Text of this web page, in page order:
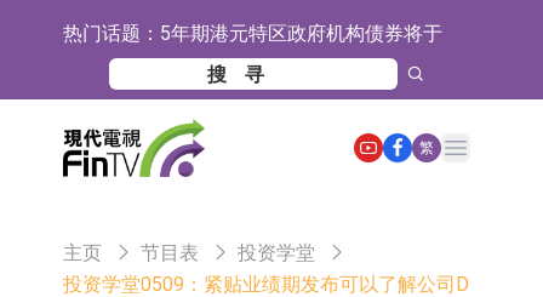
热门话题： 5年期港元特区政府机构债券将于
2026年8月12日透过重开进行投标
1年期港元隔夜平均指数挂钩债券将
于2026年8月12日进行投标
香港证监会就中国糖果前高管的失当
行为取得13年取消资格令
【异动股】港股跌幅榜前十，融信中
团(02215.HK)跌35.71%
统工程股权(02902.HK)涨+218.75%，
地纬智能：暂未开展对外的语料商业
繁
Open main menu
主页 节目表
投资学堂
投资学堂0509：紧贴业绩期发布可以了解公司D